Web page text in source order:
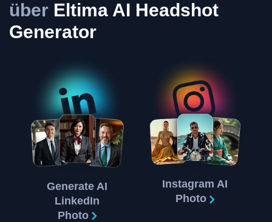
über Eltima AI Headshot
Generator
Generate AI
LinkedIn
Photo
Instagram AI
Photo